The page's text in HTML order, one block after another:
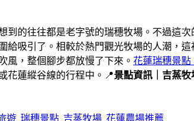
到的往往都是老字號的瑞穗牧場。不過這
給吸引了。相較於熱門觀光牧場的人潮，
風，整個腳步都放慢了下來。 花蓮瑞穗景點
花蓮縱谷線的行程中。📍景點資訊｜吉蒸牧
遊 瑞穗景點 吉蒸牧場 花蓮農場推薦